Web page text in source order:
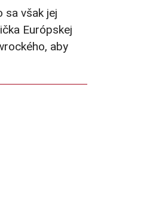
sa však jej
Európskej
aby